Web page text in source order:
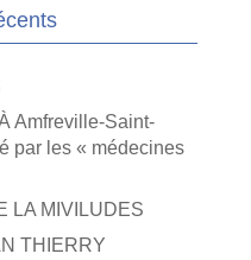
Amfreville-Saint-
par les « médecines
LA MIVILUDES
THIERRY